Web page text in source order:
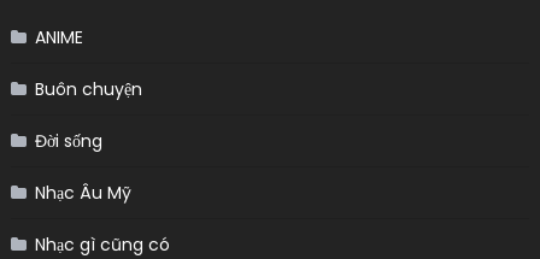
ANIME
Buôn chuyện
Đời sống
Nhạc Âu Mỹ
Nhạc gì cũng có